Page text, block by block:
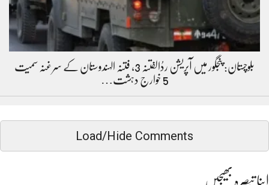
بلوچستان: پنجگور میں آپریشن ردُالفتنہ 3، فتنہ الہندوستان کے سرغنہ سمیت
5 خوارج دہشت…
Load/Hide Comments
اپنا تبصرہ بھیجیں